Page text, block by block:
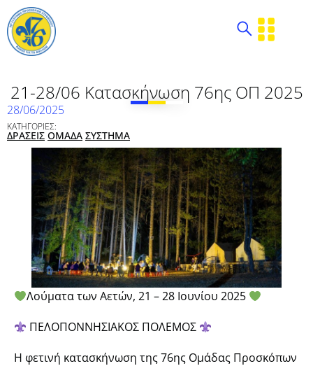
21-28/06 Κατασκήνωση 76ης ΟΠ 2025
28/06/2025
ΚΑΤΗΓΟΡΙΕΣ:
ΔΡΑΣΕΙΣ ΟΜΑΔΑ ΣΥΣΤΗΜΑ
Λούματα των Αετών, 21 – 28 Ιουνίου 2025
ΠΕΛΟΠΟΝΝΗΣΙΑΚΟΣ ΠΟΛΕΜΟΣ
Η φετινή κατασκήνωση της 76ης Ομάδας Προσκόπων